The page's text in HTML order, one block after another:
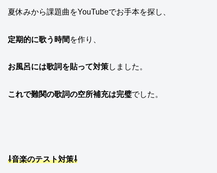
夏休みから課題曲をYouTubeでお手本を探し、
定期的に歌う時間 を作り、
お風呂には歌詞を貼って対策しました。
これで難関の歌詞の空所補充は完璧でした。
⇩音楽のテスト対策⇩